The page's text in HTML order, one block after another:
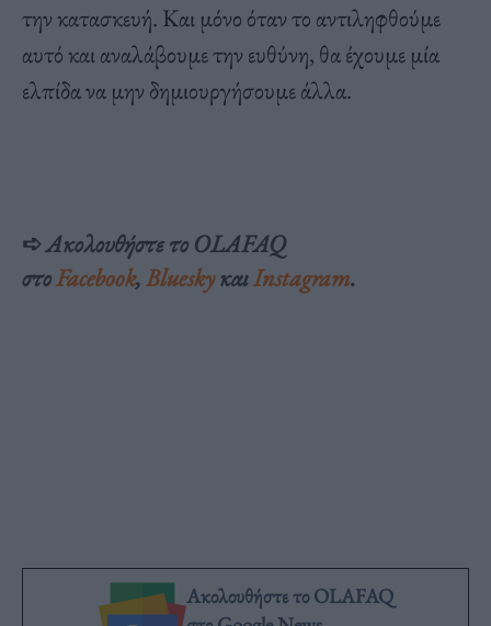
την κατασκευή. Και μόνο όταν το αντιληφθούμε
αυτό και αναλάβουμε την ευθύνη, θα έχουμε μία
ελπίδα να μην δημιουργήσουμε άλλα.
➪Ακολουθήστε το OLAFAQ
στοFacebook,BlueskyκαιInstagram.
Ακολουθήστε το OLAFAQ